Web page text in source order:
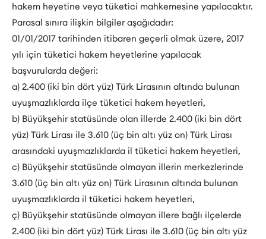
hakem heyetine veya tüketici mahkemesine yapılacaktır.
Parasal sınıra ilişkin bilgiler aşağıdadır:
01/01/2017 tarihinden itibaren geçerli olmak üzere, 2017
yılı için tüketici hakem heyetlerine yapılacak
başvurularda değeri:
a) 2.400 (iki bin dört yüz) Türk Lirasının altında bulunan
uyuşmazlıklarda ilçe tüketici hakem heyetleri,
b) Büyükşehir statüsünde olan illerde 2.400 (iki bin dört
yüz) Türk Lirası ile 3.610 (üç bin altı yüz on) Türk Lirası
arasındaki uyuşmazlıklarda il tüketici hakem heyetleri,
c) Büyükşehir statüsünde olmayan illerin merkezlerinde
3.610 (üç bin altı yüz on) Türk Lirasının altında bulunan
uyuşmazlıklarda il tüketici hakem heyetleri,
ç) Büyükşehir statüsünde olmayan illere bağlı ilçelerde
2.400 (iki bin dört yüz) Türk Lirası ile 3.610 (üç bin altı yüz